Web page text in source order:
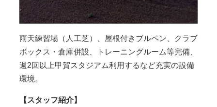
雨天練習場（人工芝）、屋根付きブルペン、クラブ
ボックス・倉庫併設、トレーニングルーム等完備、
週 2回以上甲賀スタジアム利用するなど充実の設備
環境。
【スタッフ紹介】